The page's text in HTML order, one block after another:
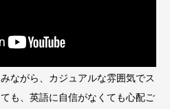
ながら、カジュアルな雰囲気でス
も、英語に自信がなくても心配ご